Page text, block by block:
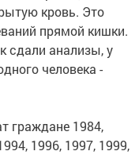
кровь. Это
прямой кишки.
сдали анализы, у
человека -
граждане 1984,
1996, 1997, 1999,